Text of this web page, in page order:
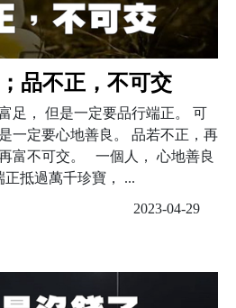
品不正，不可交
足， 但是一定要品行端正。 可
一定要心地善良。 品若不正，再
富不可交。 一個人， 心地善良
抵過萬千珍寶， ...
2023-04-29